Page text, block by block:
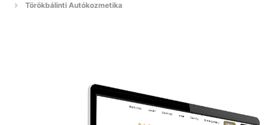
Törökbálinti Autókozmetika